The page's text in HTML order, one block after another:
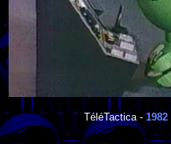
TéléTactica-1982